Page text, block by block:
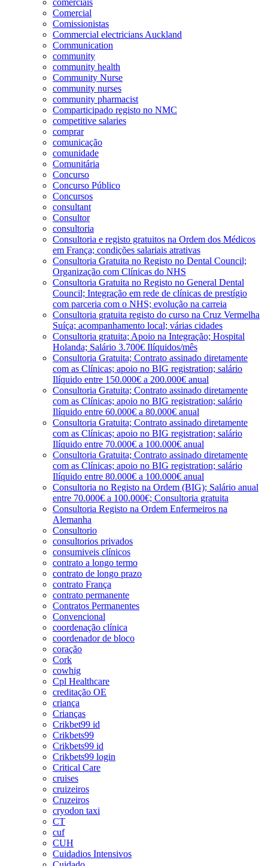
Comercial
Comissionistas
Commercial electricians Auckland
Communication
community
community health
Community Nurse
community nurses
community pharmacist
Comparticipado registo no NMC
competitive salaries
comprar
comunicação
comunidade
Comunitária
Concurso
Concurso Público
Concursos
consultant
Consultor
consultoria
Consultoria e registo gratuitos na Ordem dos Médicos
em França; condições salariais atrativas
Consultoria Gratuita no Registo no Dental Council;
Organização com Clínicas do NHS
Consultoria Gratuita no Registo no General Dental
Council; Integração em rede de clínicas de prestígio
com parceria com o NHS; evolução na carreia
Consultoria gratuita registo do curso na Cruz Vermelha
Suíça; acompanhamento local; várias cidades
Consultoria gratuita; Apoio na Integração; Hospital
Holanda; Salário 3.700€ Ilíquidos/mês
Consultoria Gratuita; Contrato assinado diretamente
com as Clínicas; apoio no BIG registration; salário
Ilíquido entre 150.000€ a 200.000€ anual
Consultoria Gratuita; Contrato assinado diretamente
com as Clínicas; apoio no BIG registration; salário
Ilíquido entre 60.000€ a 80.000€ anual
Consultoria Gratuita; Contrato assinado diretamente
com as Clínicas; apoio no BIG registration; salário
Ilíquido entre 70.000€ a 100.000€ anual
Consultoria Gratuita; Contrato assinado diretamente
com as Clínicas; apoio no BIG registration; salário
Ilíquido entre 80.000€ a 100.000€ anual
Consultoria no Registo na Ordem (BIG); Salário anual
entre 70.000€ a 100.000€; Consultoria gratuita
Consultoria Registo na Ordem Enfermeiros na
Alemanha
Consultorio
consultorios privados
consumiveis clínicos
contrato a longo termo
contrato de longo prazo
contrato França
contrato permanente
Contratos Permanentes
Convencional
coordenação clínica
coordenador de bloco
coração
Cork
cowhig
Cpl Healthcare
creditação OE
criança
Crianças
Crikbet99 id
Crikbets99
Crikbets99 id
Crikbets99 login
Critical Care
cruises
cruizeiros
Cruzeiros
cryodon taxi
CT
cuf
CUH
Cuidadios Intensivos